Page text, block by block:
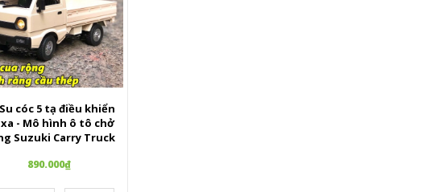
cóc 5 tạ điều khiển
- Mô hình ô tô chở
Suzuki Carry Truck
890.000₫